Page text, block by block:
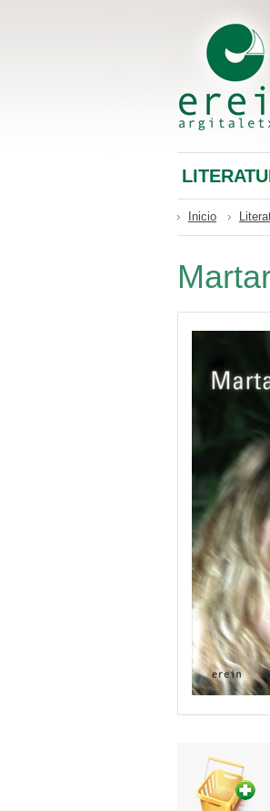
Inicio